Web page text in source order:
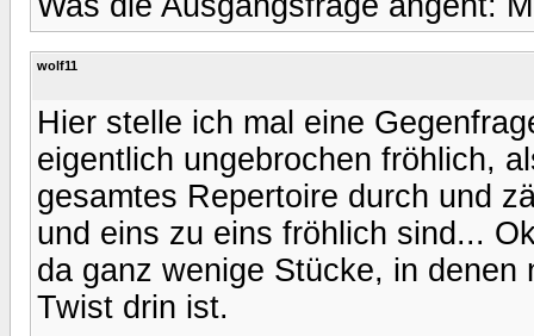
wolf11
Hier stelle ich mal eine
eigentlich ungebrochen fröhlich,
gesamtes Repertoire durch und
und eins zu eins fröhlich sind...
da ganz wenige Stücke, in
Twist drin ist.